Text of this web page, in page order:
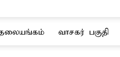
வாசகர் பகுதி